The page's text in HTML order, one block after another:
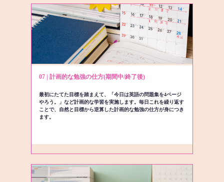
07 | 計画的な勉強の仕方(期間中/終了後)
最初にたてた目標を踏まえて、「今日は英語の問題集を4ページ
やろう。」など計画的な学習を実施します。毎日これを繰り返す
ことで、自然と目標から逆算した計画的な勉強の仕方が身につき
ます。